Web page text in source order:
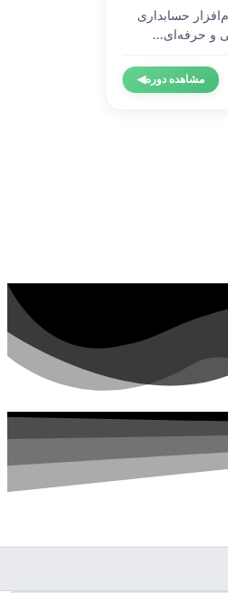
حسابداری
و حرفه‌ای...
مشاهده دوره◀